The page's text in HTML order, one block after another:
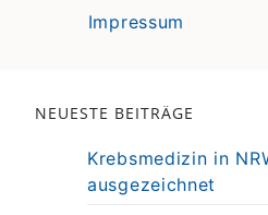
Impressum
NEUESTE BEITRÄGE
Krebsmedizin in
ausgezeichnet